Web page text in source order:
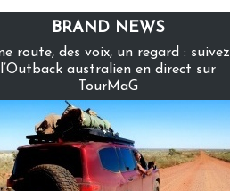
BRAND NEWS
route, des voix, un regard : suivez
l’Outback australien en direct sur
TourMaG